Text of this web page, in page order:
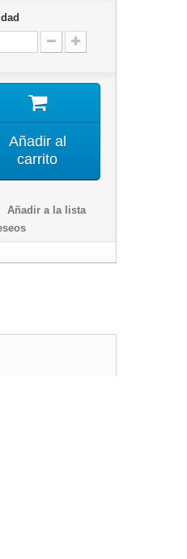
Añadir al
carrito
Añadir a la lista